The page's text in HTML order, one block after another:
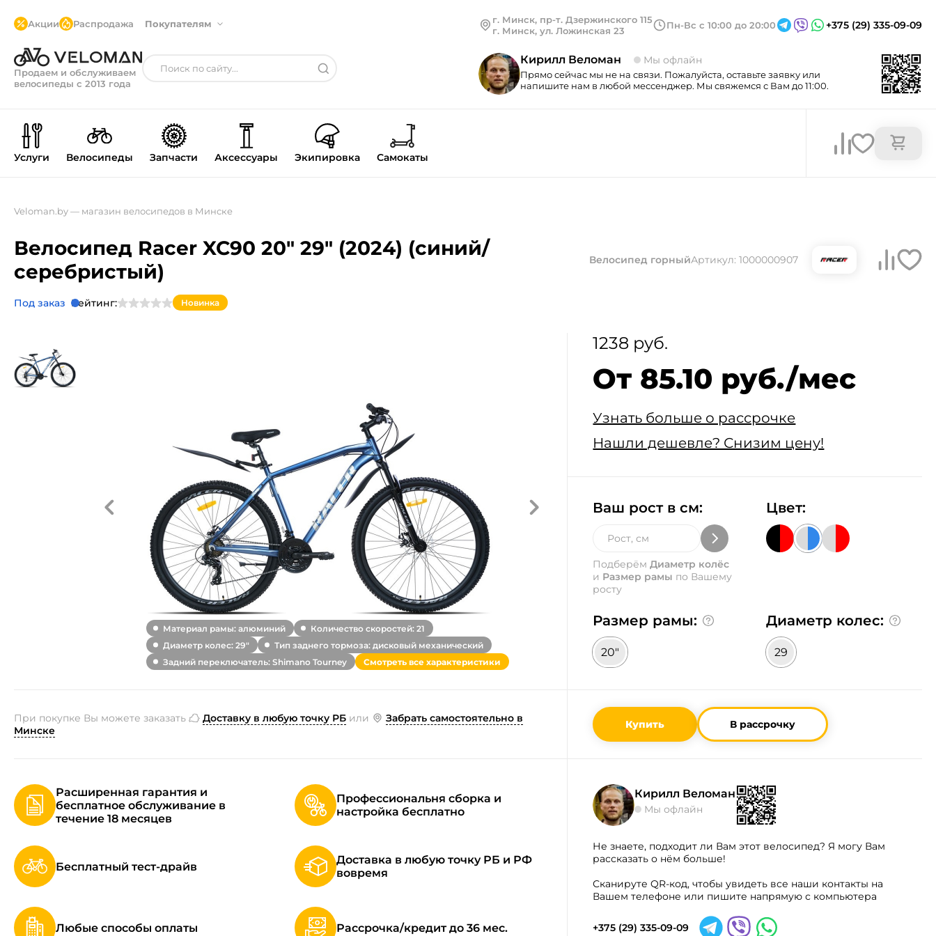
Акции Распродажа Покупателям
Продаем и обслуживаем
велосипеды с 2013 года
г. Минск, пр-т. Дзержинского 115
г. Минск, ул. Ложинская 23
Пн-Вс с 10:00 до 20:00 +375 (29) 335-09-09
Кирилл Веломан Мы офлайн
Прямо сейчас мы не на связи. Пожалуйста, оставьте заявку или
напишите нам в любой мессенджер. Мы свяжемся с Вам до 11:00.
Услуги Велосипеды Запчасти Аксессуары Экипировка Самокаты
Veloman.by — магазин велосипедов в Минске
Велосипед Racer XC90 20" 29" (2024) (синий/
серебристый)
Велосипед горныйАртикул: 1000000907
Под заказ Рейтинг: Новинка
Материал рамы: алюминий
Количество скоростей: 21
Диаметр колес: 29"
Тип заднего тормоза: дисковый механический
Задний переключатель: Shimano Tourney
Смотреть все характеристики
1238 руб.
От 85.10 руб./мес
Узнать больше о рассрочке
Нашли дешевле? Снизим цену!
Ваш рост в см:
ПодберёмДиаметр колёс
и Размер рамы по Вашему
росту
Цвет:
Размер рамы:
20"
Диаметр колес:
29
При покупке Вы можете заказать Доставку в любую точку РБ или
Забрать самостоятельно в
Минске
Купить В рассрочку
Расширенная гарантия и
бесплатное обслуживание в
течение 18 месяцев
Профессиональня сборка и
настройка бесплатно
Бесплатный тест-драйв
Доставка в любую точку РБ и РФ
вовремя
Любые способы оплаты Рассрочка/кредит до 36 мес.
Кирилл Веломан
Мы офлайн
Не знаете, подходит ли Вам этот велосипед? Я могу Вам
рассказать о нём больше!
Сканируте QR-код, чтобы увидеть все наши контакты на
Вашем телефоне или пишите напрямую с компьютера
+375 (29) 335-09-09